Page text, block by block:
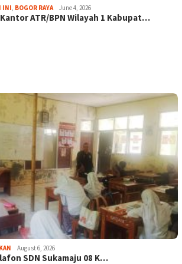
INI BOGOR RAYA June 4, 2026
ATR/BPN Wilayah 1 Kabupat…
August 6, 2026
SDN Sukamaju 08 K…